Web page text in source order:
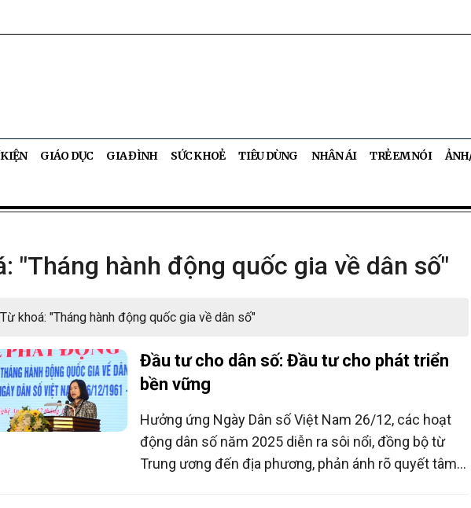
KIỆN GIÁO DỤC GIA ĐÌNH SỨC KHOẺ TIÊU DÙNG NHÂN ÁI TRẺ EM NÓI
"Tháng hành động quốc gia về dân số"
Từ khoá: "Tháng hành động quốc gia về dân số"
Đầu tư cho dân số: Đầu tư cho phát triển
bền vững
Hưởng ứng Ngày Dân số Việt Nam 26/12, các hoạt
động dân số năm 2025 diễn ra sôi nổi, đồng bộ từ
Trung ương đến địa phương, phản ánh rõ quyết tâm